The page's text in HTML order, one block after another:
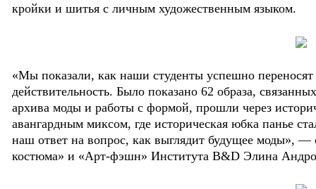
кройки и шитья с личным художественным языком.
«Мы показали, как наши студенты успешно
действительность. Было показано 62 образа,
архива моды и работы с формой, прошли через
авангардным миксом, где историческая юбка панье
наш ответ на вопрос, как выглядит будущее моды», —
костюма» и «Арт-фэшн» Института B&D Элина